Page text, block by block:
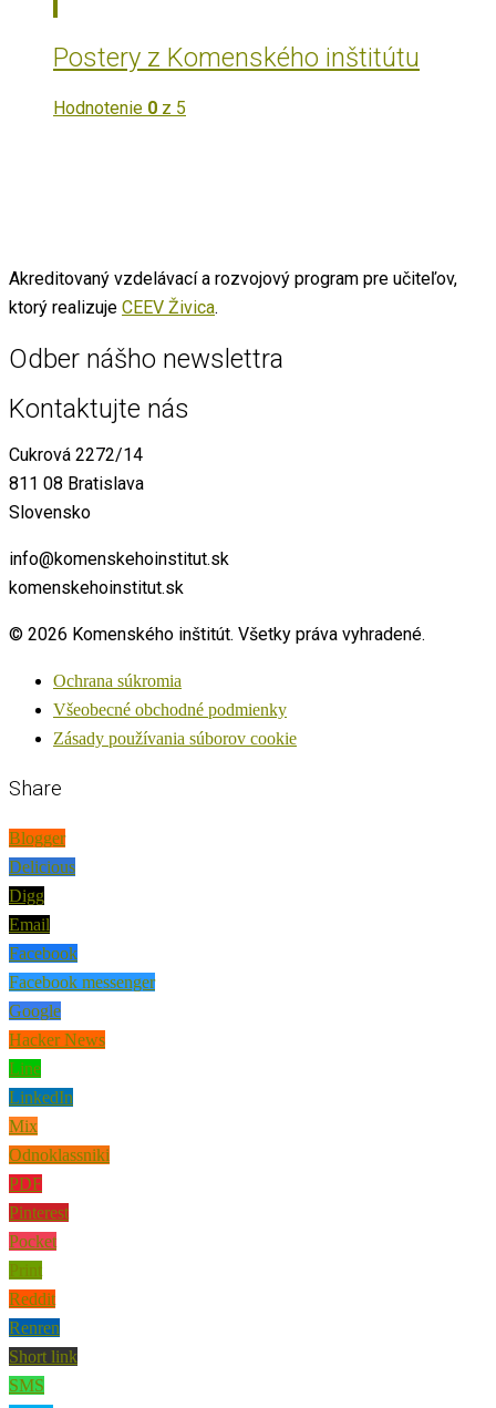
Postery z Komenského inštitútu
Hodnotenie 0 z 5
Akreditovaný vzdelávací a rozvojový program pre učiteľov,
ktorý realizuje CEEV Živica.
Odber nášho newslettra
Kontaktujte nás
Cukrová 2272/14
811 08 Bratislava
Slovensko
info@komenskehoinstitut.sk
komenskehoinstitut.sk
© 2026 Komenského inštitút. Všetky práva vyhradené.
Ochrana súkromia
Všeobecné obchodné podmienky
Zásady používania súborov cookie
Share
Blogger
Delicious
Digg
Email
Facebook
Facebook messenger
Google
Hacker News
Line
LinkedIn
Mix
Odnoklassniki
PDF
Pinterest
Pocket
Print
Reddit
Renren
Short link
SMS